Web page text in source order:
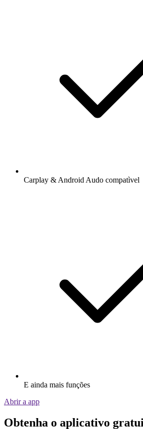
Carplay & Android Audo compatìvel
E ainda mais funções
Abrir a app
Obtenha o aplicativo